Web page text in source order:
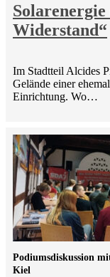
Widerstand“
Im Stadtteil Alcides
Gelände einer
Einrichtung. Wo…
Podiumsdiskussion
Kiel